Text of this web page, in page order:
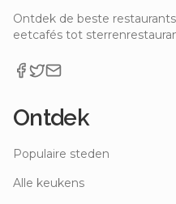
Ontdek de beste
eetcafés tot
Ontdek
Populaire steden
Alle keukens